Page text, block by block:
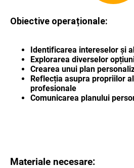
Obiective operaționale:
Identificarea intereselor și
Explorarea diverselor
Crearea unui plan
Reflecția asupra propriilor
profesionale
Comunicarea planului
Materiale necesare: